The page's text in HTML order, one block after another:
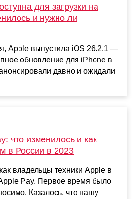
для загрузки на
и нужно ли
Apple выпустила iOS 26.2.1 —
обновление для iPhone в
давно и ожидали
что изменилось и как
в России в 2023
владельцы техники Apple в
Pay. Первое время было
Казалось, что нашу